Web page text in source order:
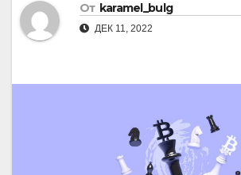
От karamel_bulg
ДЕК 11, 2022